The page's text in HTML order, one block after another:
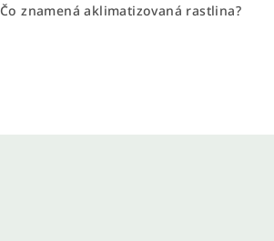
Čo znamená aklimatizovaná rastlina?